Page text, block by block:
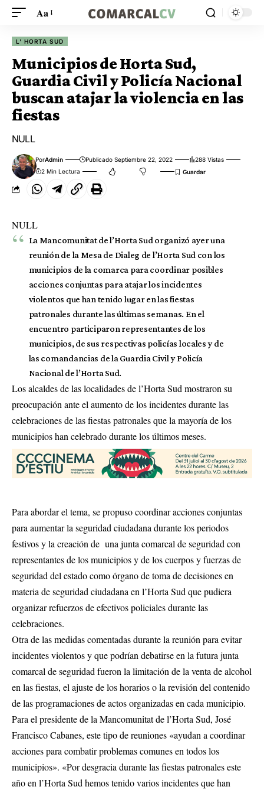
Aa
L' HORTA SUD
Municipios de Horta Sud,
Guardia Civil y Policía Nacional
buscan atajar la violencia en las
fiestas
NULL
PorAdmin Publicado Septiembre 22, 2022
288 Vistas
2 Min Lectura
NULL
La Mancomunitat de l’Horta Sud organizó ayer una
reunión de la Mesa de Dialeg de l’Horta Sud con los
municipios de la comarca para coordinar posibles
acciones conjuntas para atajar los incidentes
violentos que han tenido lugar en las fiestas
patronales durante las últimas semanas. En el
encuentro participaron representantes de los
municipios, de sus respectivas policías locales y de
las comandancias de la Guardia Civil y Policía
Nacional de l’Horta Sud.
Los alcaldes de las localidades de l’Horta Sud mostraron su
preocupación ante el aumento de los incidentes durante las
celebraciones de las fiestas patronales que la mayoría de los
municipios han celebrado durante los últimos meses.
Para abordar el tema, se propuso coordinar acciones conjuntas
para aumentar la seguridad ciudadana durante los periodos
festivos y la creación de una junta comarcal de seguridad con
representantes de los municipios y de los cuerpos y fuerzas de
seguridad del estado como órgano de toma de decisiones en
materia de seguridad ciudadana en l’Horta Sud que pudiera
organizar refuerzos de efectivos policiales durante las
celebraciones.
Otra de las medidas comentadas durante la reunión para evitar
incidentes violentos y que podrían debatirse en la futura junta
comarcal de seguridad fueron la limitación de la venta de alcohol
en las fiestas, el ajuste de los horarios o la revisión del contenido
de las programaciones de actos organizadas en cada municipio.
Para el presidente de la Mancomunitat de l’Horta Sud, José
Francisco Cabanes, este tipo de reuniones «ayudan a coordinar
acciones para combatir problemas comunes en todos los
municipios». «Por desgracia durante las fiestas patronales este
año en l’Horta Sud hemos tenido varios incidentes que han